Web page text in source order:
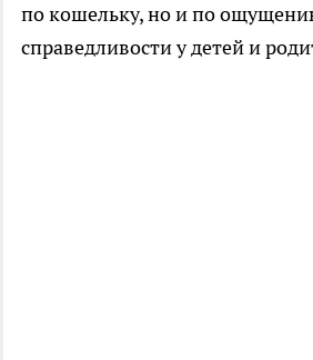
по кошельку, но и по
справедливости у детей и